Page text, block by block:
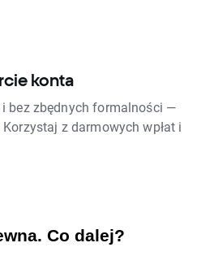
konta
bez zbędnych formalności —
z darmowych wpłat i
Co dalej?